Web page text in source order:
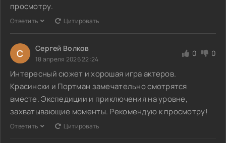
просмотру.
Ответить Цитировать
С Сергей Волков
18 апреля 2026 22:24
0 0
Интересный сюжет и хорошая игра актеров.
Красински и Портман замечательно смотрятся
вместе. Экспедиции и приключения на уровне,
захватывающие моменты. Рекомендую к просмотру!
Ответить Цитировать